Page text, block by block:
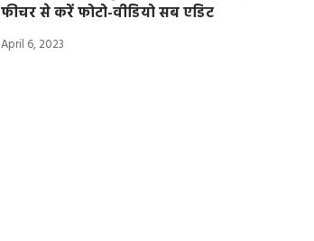
फीचर से करें फोटो-वीडियो सब एडिट
April 6, 2023